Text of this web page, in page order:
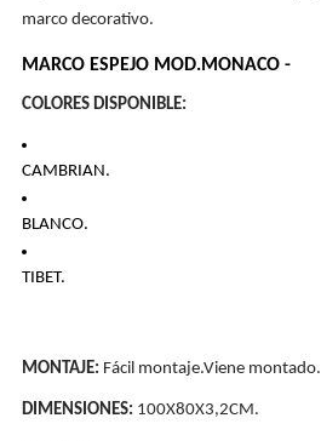
marco decorativo.
MARCO ESPEJO MOD.MONACO -
COLORES DISPONIBLE:
CAMBRIAN.
BLANCO.
TIBET.
MONTAJE: Fácil montaje.Viene montado.
DIMENSIONES: 100X80X3,2CM.